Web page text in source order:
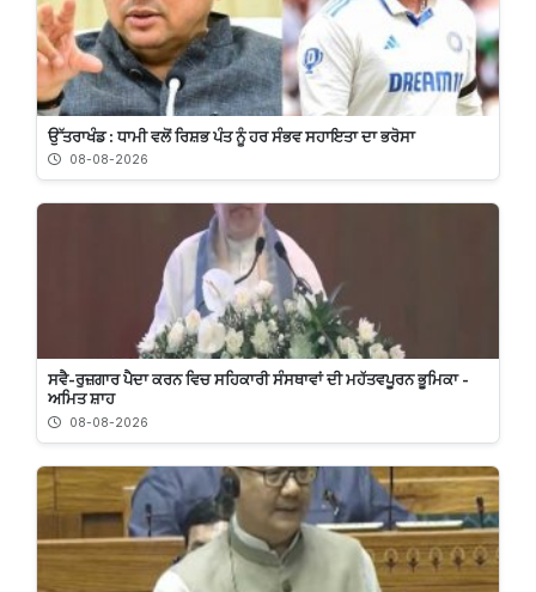
ਉੱਤਰਾਖੰਡ : ਧਾਮੀ ਵਲੋਂ ਰਿਸ਼ਭ ਪੰਤ ਨੂੰ ਹਰ ਸੰਭਵ ਸਹਾਇਤਾ ਦਾ ਭਰੋਸਾ
08-08-2026
ਸਵੈ-ਰੁਜ਼ਗਾਰ ਪੈਦਾ ਕਰਨ ਵਿਚ ਸਹਿਕਾਰੀ ਸੰਸਥਾਵਾਂ ਦੀ ਮਹੱਤਵਪੂਰਨ ਭੂਮਿਕਾ -
ਅਮਿਤ ਸ਼ਾਹ
08-08-2026